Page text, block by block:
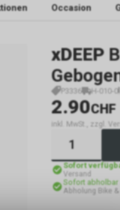
Occasion
xDEEP
P3336 H-010-0
2.90CHF
inkl. MwSt., zzgl.
Sofort
Versand
Sofort abholbar
Abholung Bike